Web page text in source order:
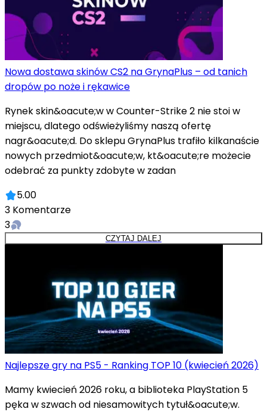
Nowa dostawa skinów CS2 na GrynaPlus – od tanich
dropów po noże i rękawice
Rynek skin&oacute;w w Counter-Strike 2 nie stoi w
miejscu, dlatego odświeżyliśmy naszą ofertę
nagr&oacute;d. Do sklepu GrynaPlus trafiło kilkanaście
nowych przedmiot&oacute;w, kt&oacute;re możecie
odebrać za punkty zdobyte w zadan
5.00
3 Komentarze
3
CZYTAJ DALEJ
Najlepsze gry na PS5 - Ranking TOP 10 (kwiecień 2026)
Mamy kwiecień 2026 roku, a biblioteka PlayStation 5
pęka w szwach od niesamowitych tytuł&oacute;w.